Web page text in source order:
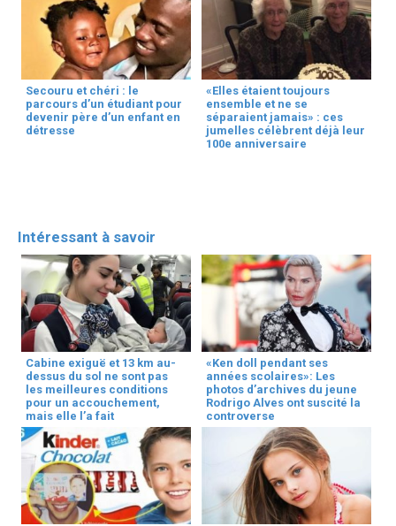
Secouru et chéri : le
parcours d’un étudiant pour
devenir père d’un enfant en
détresse
«Elles étaient toujours
ensemble et ne se
séparaient jamais» : ces
jumelles célèbrent déjà leur
100e anniversaire
Intéressant à savoir
Cabine exiguë et 13 km au-
dessus du sol ne sont pas
les meilleures conditions
pour un accouchement,
mais elle l’a fait
«Ken doll pendant ses
années scolaires»: Les
photos d’archives du jeune
Rodrigo Alves ont suscité la
controverse